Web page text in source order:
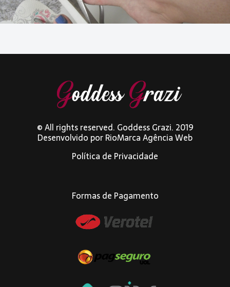
© All rights reserved. Goddess Grazi. 2019
Desenvolvido porRioMarca Agência Web
Política de Privacidade
Formas de Pagamento